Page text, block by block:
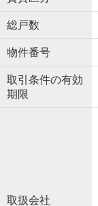
総戸数
物件番号
取引条件の有効
期限
取扱会社